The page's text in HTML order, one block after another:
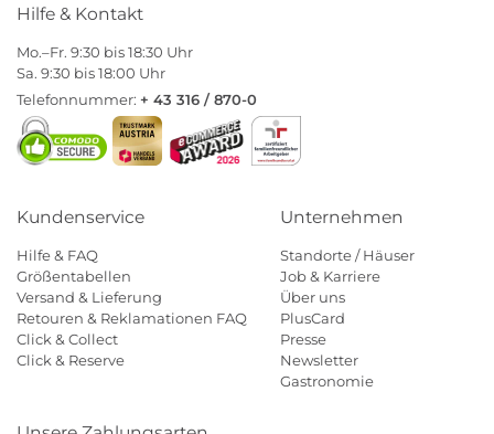
Hilfe & Kontakt
Mo.–Fr. 9:30 bis 18:30 Uhr
Sa. 9:30 bis 18:00 Uhr
Telefonnummer: + 43 316 / 870-0
Kundenservice
Hilfe & FAQ
Größentabellen
Versand & Lieferung
Retouren & Reklamationen FAQ
Click & Collect
Click & Reserve
Unternehmen
Standorte / Häuser
Job & Karriere
Über uns
PlusCard
Presse
Newsletter
Gastronomie